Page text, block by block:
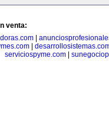
venta:
|
serviciospyme.com|